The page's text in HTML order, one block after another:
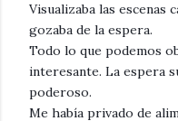
Visualizaba las escenas
gozaba de la espera.
Todo lo que podemos
interesante. La espera
poderoso.
Me había privado de